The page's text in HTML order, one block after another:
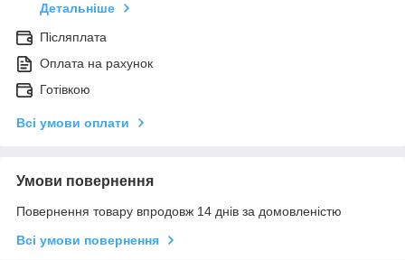
Детальніше
Післяплата
Оплата на рахунок
Готівкою
Всі умови оплати
Умови повернення
Повернення товару впродовж 14 днів за домовленістю
Всі умови повернення